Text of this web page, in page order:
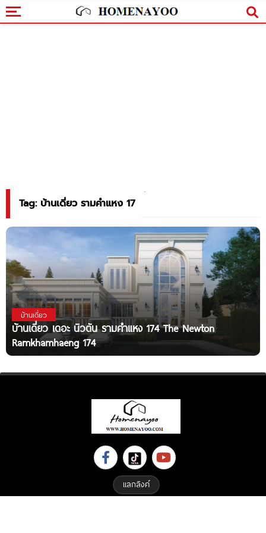
Tag: บ้านเดี่ยว รามคำแหง 17
บ้านเดี่ยว
บ้านเดี่ยว เดอะ นิวตัน รามคำแหง 174 The Newton
Ramkhamhaeng 174
แลกลิงค์